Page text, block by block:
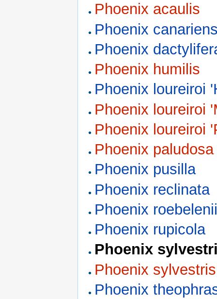
Phoenix acaulis
Phoenix
Phoenix
Phoenix humilis
Phoenix loureiroi
Phoenix loureiroi
Phoenix loureiroi
Phoenix paludosa
Phoenix pusilla
Phoenix reclinata
Phoenix
Phoenix rupicola
Phoenix
Phoenix
Phoenix